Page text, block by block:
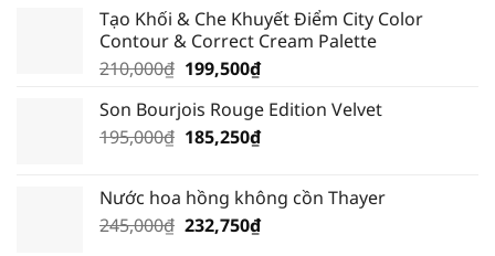
là:
195,000₫.
tại
là:
185,250₫.
Tạo Khối & Che Khuyết Điểm City Color
Contour & Correct Cream Palette
210,000₫ Giá
là:
210,000₫.
199,500₫Giá
tại
là:
Son Bourjois Rouge Edition Velvet
195,000₫ Giá
195,000₫.
185,250₫Giá
là:
185,250₫.
Nước hoa hồng không cồn Thayer
245,000₫ Giá
232,750₫Giá